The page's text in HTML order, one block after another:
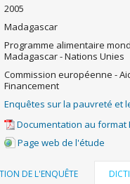
2005
Madagascar
Programme alimentaire
Madagascar - Nations Unies
Commission européenne -
Financement
Enquêtes sur la pauvreté et
Documentation au format
Page web de l'étude
DE L'ENQUÊTE